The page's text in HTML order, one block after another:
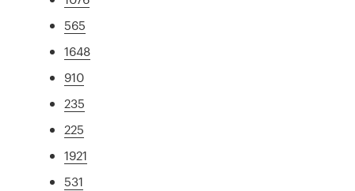
565
1648
910
235
225
1921
531